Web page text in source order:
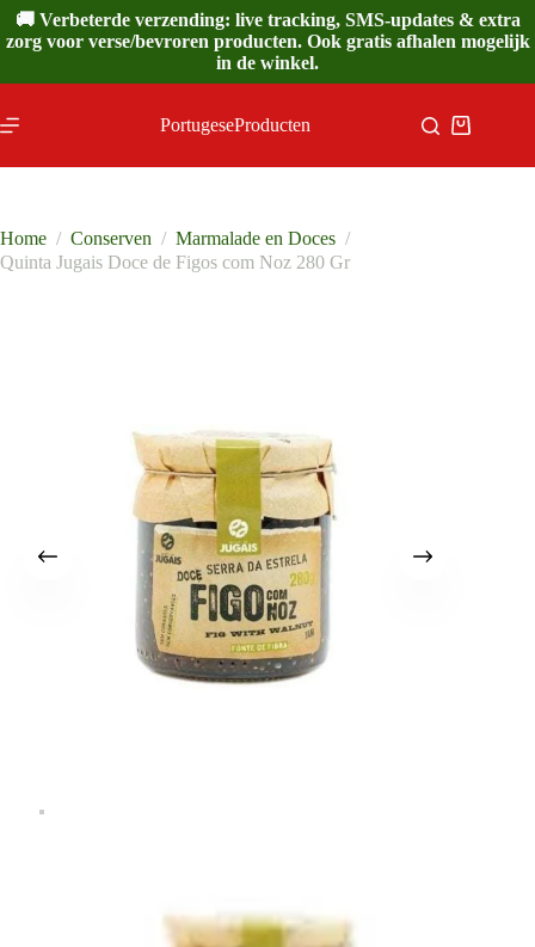
Ga
naar
de
🚚 Verbeterde verzending: live tracking, SMS-updates & extra
zorg voor verse/bevroren producten. Ook gratis afhalen mogelijk
in de winkel.
PortugeseProducten
Home / Conserven / Marmalade en Doces /
Quinta Jugais Doce de Figos com Noz 280 Gr